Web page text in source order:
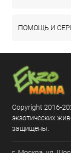
ПОМОЩЬ И
Copyright 2016-
экзотических
защищены.